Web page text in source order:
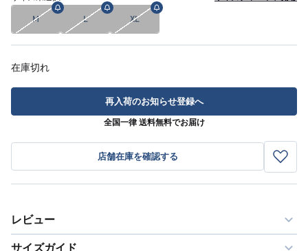
M L XL
在庫切れ
再入荷のお知らせ登録へ
全国一律 送料無料でお届け
店舗在庫を確認する
レビュー
サイズガイド